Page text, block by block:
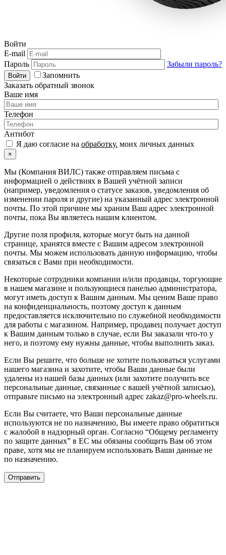
Войти
E-mail
Пароль
Забыли пароль?
Войти
Запомнить
Заказать обратный звонок
Ваше имя
Телефон
Антибот
Я даю согласие на обработку. моих личных данных
×
Мы (Компания ВИЛС) также отправляем письма с
информацией о действиях в Вашей учётной записи
(например, уведомления о статусе заказов, уведомления об
изменении пароля и другие) на указанный адрес электронной
почты. По этой причине мы храним Ваш адрес электронной
почты, пока Вы являетесь нашим клиентом.
Другие поля профиля, которые могут быть на данной
странице, хранятся вместе с Вашим адресом электронной
почты. Мы можем использовать данную информацию, чтобы
связаться с Вами при необходимости.
Некоторые сотрудники компании и/или продавцы, торгующие
в нашем магазине и пользующиеся панелью администратора,
могут иметь доступ к Вашим данным. Мы ценим Ваше право
на конфиденциальность, поэтому доступ к данным
предоставляется исключительно по служебной необходимости
для работы с магазином. Например, продавец получает доступ
к Вашим данным только в случае, если Вы заказали что-то у
него, и поэтому ему нужны данные, чтобы выполнить заказ.
Если Вы решите, что больше не хотите пользоваться услугами
нашего магазина и захотите, чтобы Ваши данные были
удалены из нашей базы данных (или захотите получить все
персональные данные, связанные с вашей учётной записью),
отправьте письмо на электронный адрес zakaz@pro-wheels.ru.
Если Вы считаете, что Ваши персональные данные
используются не по назначению, Вы имеете право обратиться
с жалобой в надзорный орган. Согласно “Общему регламенту
по защите данных” в ЕС мы обязаны сообщить Вам об этом
праве, хотя мы не планируем использовать Ваши данные не
по назначению.
Отправить